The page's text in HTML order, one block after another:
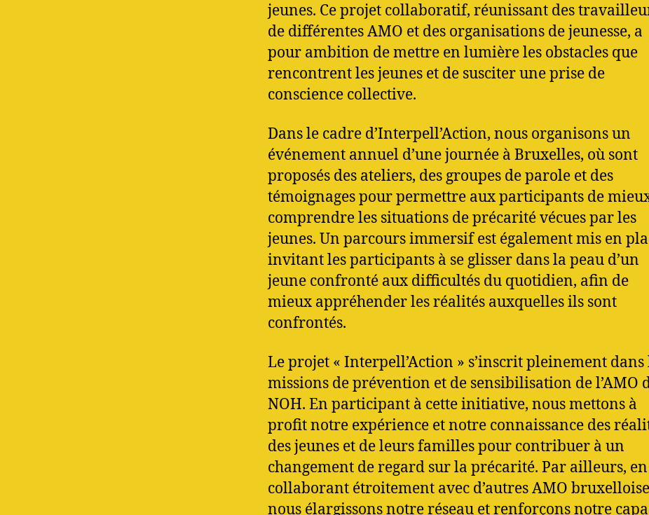
jeunes. Ce projet collaboratif, réunissant des
de différentes AMO et des organisations de jeunesse, a
pour ambition de mettre en lumière les obstacles que
rencontrent les jeunes et de susciter une prise de
conscience collective.
Dans le cadre d’Interpell’Action, nous organisons un
événement annuel d’une journée à Bruxelles, où sont
proposés des ateliers, des groupes de parole et des
témoignages pour permettre aux participants de
comprendre les situations de précarité vécues par les
jeunes. Un parcours immersif est également mis en
invitant les participants à se glisser dans la peau d’un
jeune confronté aux difficultés du quotidien, afin de
mieux appréhender les réalités auxquelles ils sont
confrontés.
Le projet « Interpell’Action » s’inscrit pleinement dans
missions de prévention et de sensibilisation de l’AMO
NOH. En participant à cette initiative, nous mettons à
profit notre expérience et notre connaissance des
des jeunes et de leurs familles pour contribuer à un
changement de regard sur la précarité. Par ailleurs, en
collaborant étroitement avec d’autres AMO
nous élargissons notre réseau et renforçons notre